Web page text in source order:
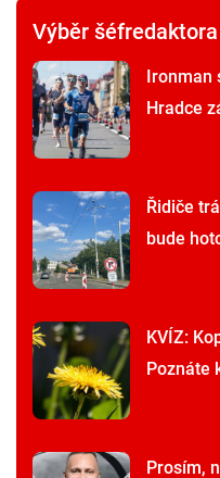
Výběr šéfredaktora
Ironman
Hradce
Řidiče
bude
KVÍZ:
Poznáte
Prosím,